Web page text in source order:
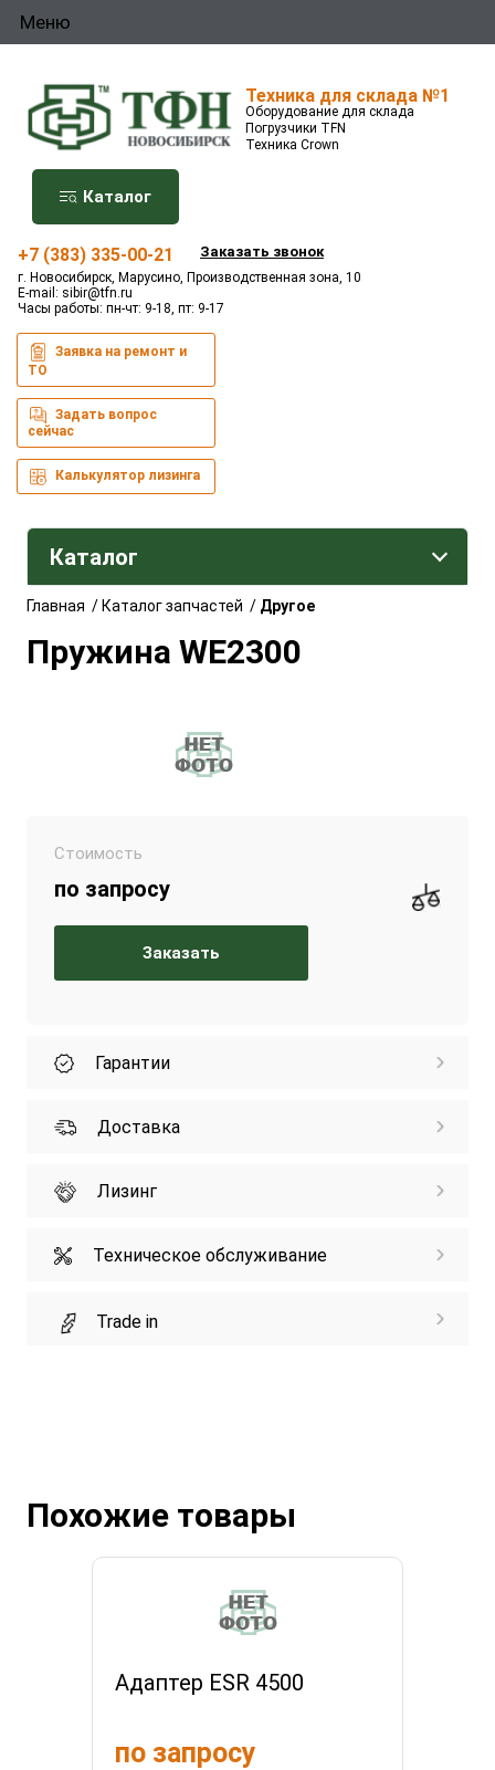
Меню
Техника для склада №1
Оборудование для склада
Погрузчики TFN
Техника Crown
Каталог
+7 (383) 335-00-21 Заказать звонок
г. Новосибирск, Марусино, Производственная зона, 10
E-mail: sibir@tfn.ru
Часы работы: пн-чт: 9-18, пт: 9-17
Заявка на ремонт и
ТО
Задать вопрос
сейчас
Калькулятор лизинга
Каталог
Главная /Каталог запчастей / Другое
Пружина WE2300
Стоимость
по запросу
Заказать
Гарантии
Доставка
Лизинг
Техническое обслуживание
Trade in
Похожие товары
Адаптер ESR 4500
по запросу